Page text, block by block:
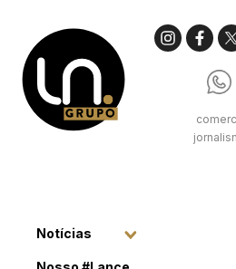
Notícias